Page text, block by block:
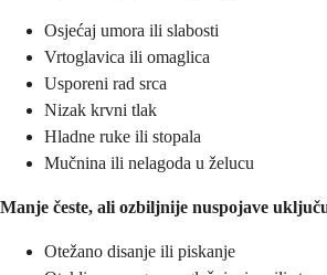
Osjećaj umora ili slabosti
Vrtoglavica ili omaglica
Usporeni rad srca
Nizak krvni tlak
Hladne ruke ili stopala
Mučnina ili nelagoda u želucu
Manje česte, ali ozbiljnije nuspojave
Otežano disanje ili piskanje